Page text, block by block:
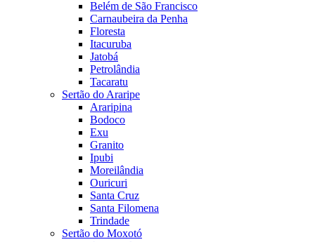
Belém de São Francisco
Carnaubeira da Penha
Floresta
Itacuruba
Jatobá
Petrolândia
Tacaratu
Sertão do Araripe
Araripina
Bodoco
Exu
Granito
Ipubi
Moreilândia
Ouricuri
Santa Cruz
Santa Filomena
Trindade
Sertão do Moxotó